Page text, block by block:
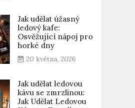
Jak udělat úžasný
ledový kafe:
Osvěžující nápoj pro
horké dny
20 května, 2026
Jak udělat ledovou
kávu se zmrzlinou:
Jak Udělat Ledovou